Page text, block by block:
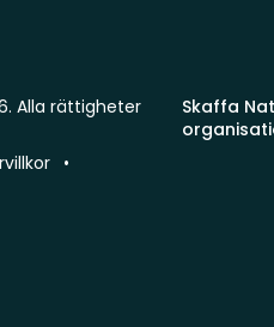
Skaffa
Alla rättigheter